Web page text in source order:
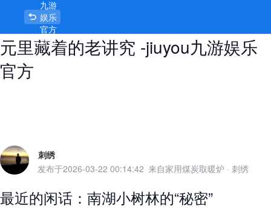
沈阳南湖小树林50元必玩项目，50
元里藏着的老讲究 -jiuyou九游娱乐
官方
九游
娱乐
官方
首页
刺绣
发布于2026-03-22 00:14:42 来自家用煤炭取暖炉 · 刺绣
最近的闲话：南湖小树林的“秘密”